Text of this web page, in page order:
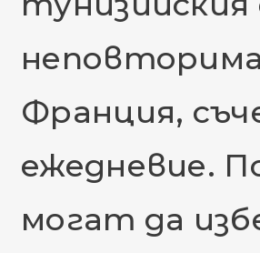
Франция,
ежедневие.
могат да